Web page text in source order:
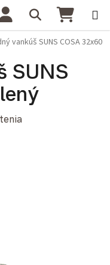
Hľadať
vankúš SUNS COSA 32x60
SUNS
5 hviezdičiek.